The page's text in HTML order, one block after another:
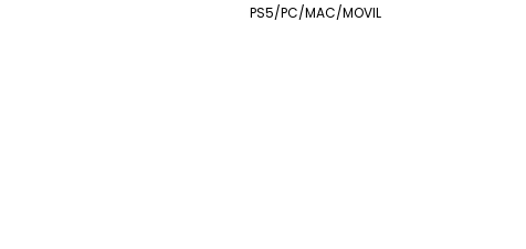
PS5/PC/MAC/MOVIL